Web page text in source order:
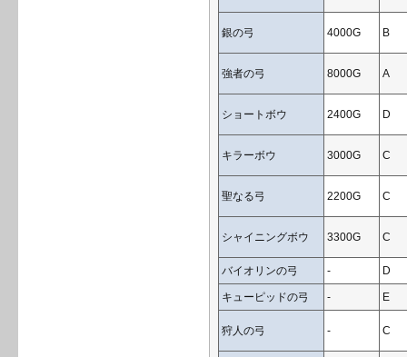
銀の弓 4000G B
強者の弓 8000G A
ショートボウ 2400G D
キラーボウ 3000G C
聖なる弓 2200G C
シャイニングボウ 3300G C
バイオリンの弓 - D
キューピッドの弓 - E
狩人の弓 - C